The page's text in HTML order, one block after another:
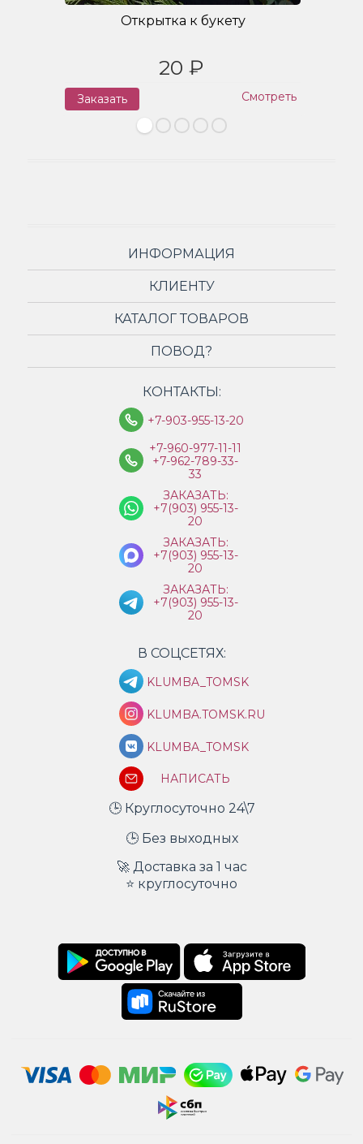
Открытка к букету
20 ₽
Заказать Смотреть
ИНФОРМАЦИЯ
КЛИЕНТУ
КАТАЛОГ ТОВАРОВ
ПОВОД?
КОНТАКТЫ:
+7-903-955-13-20
+7-960-977-11-11
+7-962-789-33-
33
ЗАКАЗАТЬ:
+7(903) 955-13-
20
ЗАКАЗАТЬ:
+7(903) 955-13-
20
ЗАКАЗАТЬ:
+7(903) 955-13-
20
В СОЦСЕТЯХ:
KLUMBA_TOMSK
KLUMBA.TOMSK.RU
KLUMBA_TOMSK
НАПИСАТЬ
🕒 Круглосуточно 24\7
🕒 Без выходных
🚀 Доставка за 1 час
⭐ круглосуточно